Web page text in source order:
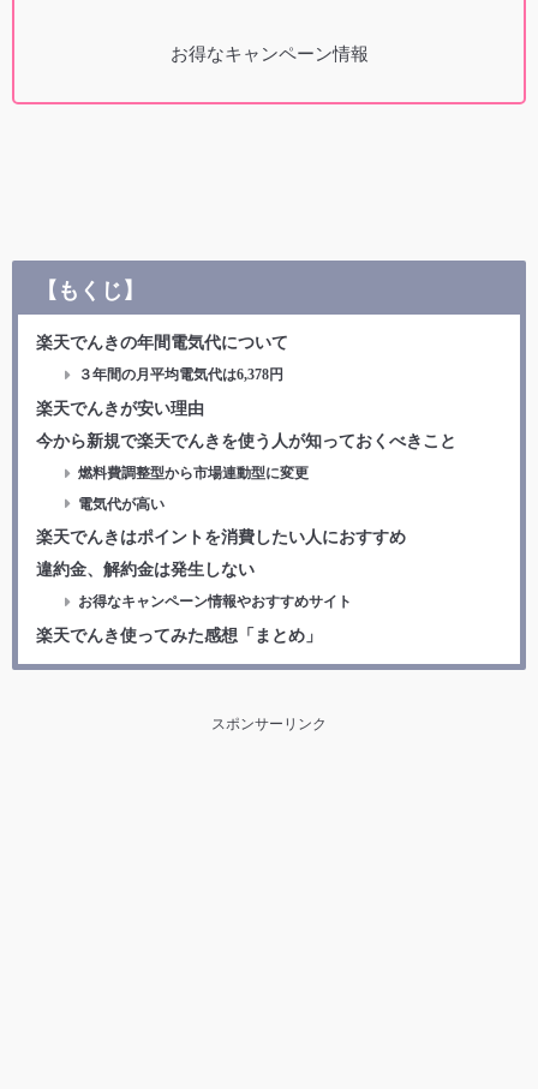
お得なキャンペーン情報
【もくじ】
楽天でんきの年間電気代について
３年間の月平均電気代は6,378円
楽天でんきが安い理由
今から新規で楽天でんきを使う人が知っておくべきこと
燃料費調整型から市場連動型に変更
電気代が高い
楽天でんきはポイントを消費したい人におすすめ
違約金、解約金は発生しない
お得なキャンペーン情報やおすすめサイト
楽天でんき使ってみた感想「まとめ」
スポンサーリンク